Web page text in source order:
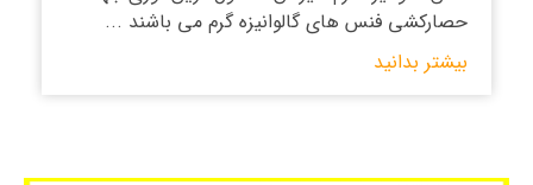
حصارکشی فنس های گالوانیزه گرم می باشند ...
بیشتر بدانید